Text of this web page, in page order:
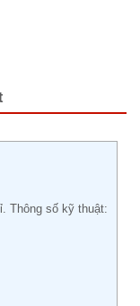
Thông số kỹ thuật: